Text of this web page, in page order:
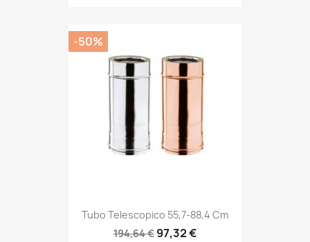
Tubo Telescopico 55,7-88,4 Cm
194,64 € 97,32 €
-50%